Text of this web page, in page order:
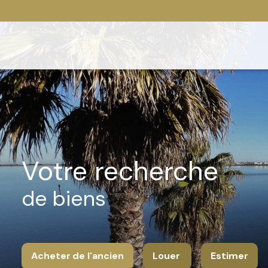
votre recherche
de biens
Acheter de l'ancien Louer Estimer